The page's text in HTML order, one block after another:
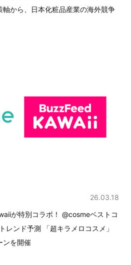
から、日本化粧品産業の海外競争
26.03.18
が特別コラボ！ @cosmeベストコ
レンド予測 「超キラメロコスメ」
ンを開催